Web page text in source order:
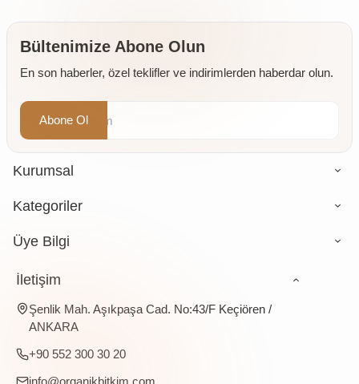
Öğütülmüş
gr
Bültenimize Abone Olun
En son haberler, özel teklifler ve indirimlerden haberdar olun.
Abone Ol
Kurumsal
Kategoriler
Üye Bilgi
İletişim
Şenlik Mah. Aşıkpaşa Cad. No:43/F Keçiören /
ANKARA
+90 552 300 30 20